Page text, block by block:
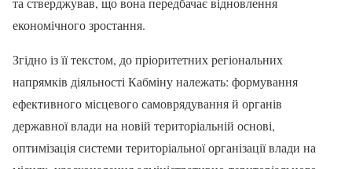
економічного зростання.
Згідно із її текстом, до пріоритетних регіональних
напрямків діяльності Кабміну належать: формування
ефективного місцевого самоврядування й органів
державної влади на новій територіальній основі,
оптимізація системи територіальної організації влади на